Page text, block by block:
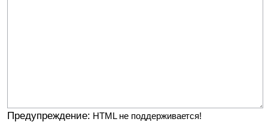
Предупреждение: HTML не поддерживается!